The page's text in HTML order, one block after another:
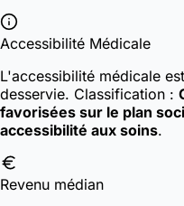
Accessibilité Médicale
L'accessibilité médicale
desservie. Classification :
favorisées sur le plan
accessibilité aux soins.
Revenu médian